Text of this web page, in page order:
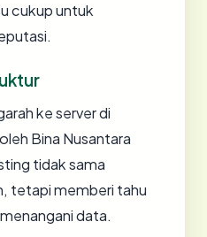
cukup untuk
ke server di
Bina Nusantara
tidak sama
tetapi memberi tahu
data.